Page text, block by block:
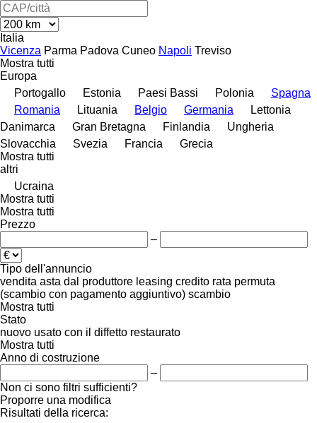
Italia
Vicenza Parma Padova Cuneo Napoli Treviso
Mostra tutti
Europa
Portogallo
Estonia Paesi Bassi Polonia
Spagna
Romania
Lituania Belgio Germania
Lettonia
Danimarca
Gran Bretagna Finlandia
Ungheria
Slovacchia
Svezia Francia
Grecia
Mostra tutti
altri
Ucraina
Mostra tutti
Mostra tutti
Prezzo
–
Tipo dell'annuncio
vendita asta dal produttore leasing credito rata permuta
(scambio con pagamento aggiuntivo) scambio
Mostra tutti
Stato
nuovo usato con il diffetto restaurato
Mostra tutti
Anno di costruzione
–
Non ci sono filtri sufficienti?
Proporre una modifica
Risultati della ricerca: